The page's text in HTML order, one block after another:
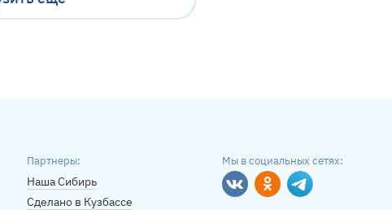
Партнеры:
Наша Сибирь
Сделано в Кузбассе
Мы в социальных сетях:
ВконтактеОдноклассники
Telegram